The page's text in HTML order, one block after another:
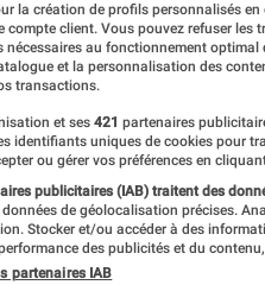
la création de profils personnalisés
compte client. Vous pouvez refuser les
nécessaires au fonctionnement
et la personnalisation des
transactions.
et ses 421 partenaires
identifiants uniques de cookies pour
ou gérer vos préférences en
publicitaires (IAB) traitent des
de géolocalisation précises.
Stocker et/ou accéder à des
des publicités et du
partenaires IAB